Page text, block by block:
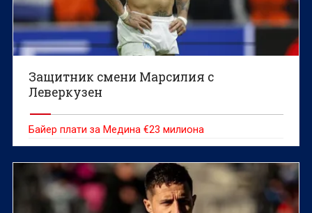
Защитник смени Марсилия с
Леверкузен
Байер плати за Медина €23 милиона